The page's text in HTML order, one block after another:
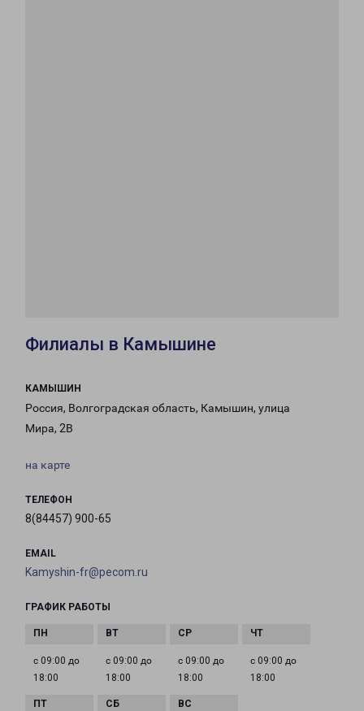
Филиалы в Камышине
КАМЫШИН
Россия, Волгоградская область, Камышин, улица
Мира, 2В
на карте
ТЕЛЕФОН
8(84457) 900-65
EMAIL
Kamyshin-fr@pecom.ru
ГРАФИК РАБОТЫ
с 09:00 до
18:00
с 09:00 до
18:00
с 09:00 до
18:00
с 09:00 до
18:00